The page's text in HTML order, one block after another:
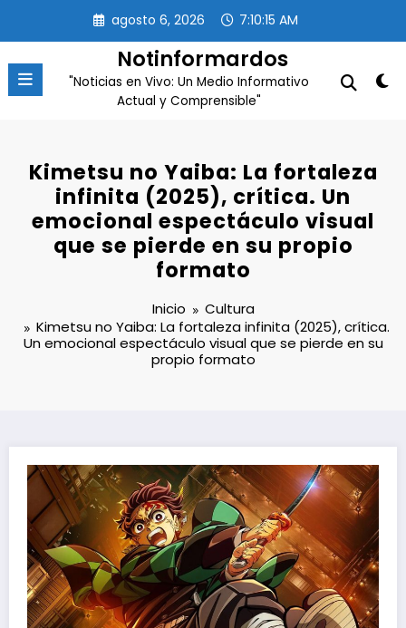
contenido
agosto 6, 2026 7:10:16 AM
Notinformardos
"Noticias en Vivo: Un Medio Informativo
Actual y Comprensible"
Kimetsu no Yaiba: La fortaleza
infinita (2025), crítica. Un
emocional espectáculo visual
que se pierde en su propio
formato
Inicio
Cultura
Kimetsu no Yaiba: La fortaleza infinita (2025), crítica.
Un emocional espectáculo visual que se pierde en su
propio formato